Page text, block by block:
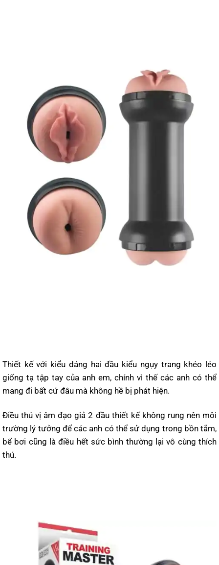
Thiết kế với kiểu dáng hai đầu kiểu ngụy trang khéo léo
giống tạ tập tay của anh em, chính vì thế các anh có thể
mang đi bất cứ đâu mà không hề bị phát hiện.
Điều thú vị âm đạo giả 2 đầu thiết kế không rung nên môi
trường lý tưởng để các anh có thể sử dụng trong bồn tắm,
bể bơi cũng là điều hết sức bình thường lại vô cùng thích
thú.